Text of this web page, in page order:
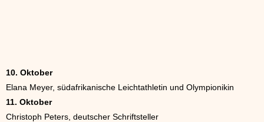
10. Oktober
Elana Meyer, südafrikanische Leichtathletin und Olympionikin
11. Oktober
Christoph Peters, deutscher Schriftsteller